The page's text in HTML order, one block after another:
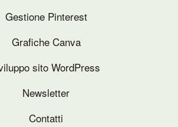
Gestione Pinterest
Grafiche Canva
sito WordPress
Newsletter
Contatti